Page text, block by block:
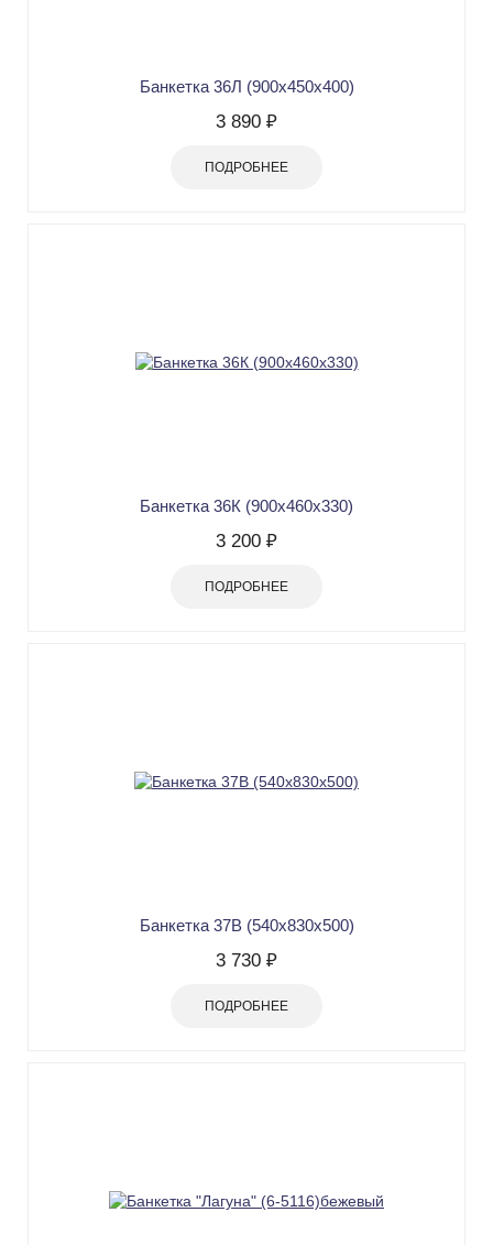
Банкетка 36Л (900х450х400)
3 890 ₽
ПОДРОБНЕЕ
Банкетка 36К (900х460х330)
3 200 ₽
ПОДРОБНЕЕ
Банкетка 37В (540х830х500)
3 730 ₽
ПОДРОБНЕЕ